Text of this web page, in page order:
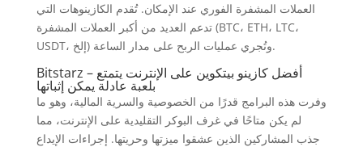
العملات المشفرة الفوري عند الإمكان. تُقدم الكازينوهات التي
تدعم العديد من أكبر العملات المشفرة (BTC، ETH، LTC،
USDT، إلخ) وتُجري عمليات الربح على مدار الساعة.
Bitstarz – أفضل كازينو بيتكوين على الإنترنت يتمتع
بلعبة عادلة يمكن إثباتها
وفرت هذه البرامج قدرًا من الخصوصية والسرية المالية، وهو ما
لم يكن متاحًا في غرف البوكر التقليدية على الإنترنت، مما
جذب المشاركين الذين عشقوا ميزتها وحريتها. إجراءات الإيداع